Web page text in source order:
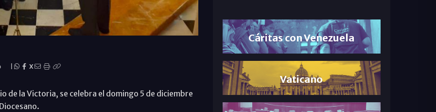
X
de la Victoria, se celebra el domingo 5 de diciembre
Cáritas con Venezuela
Vaticano